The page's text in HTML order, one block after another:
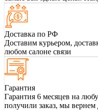
Доставка по РФ
Доставим курьером,
любом салоне связи
Гарантия
Гарантия 6 месяцев на
получили заказ, мы вернем